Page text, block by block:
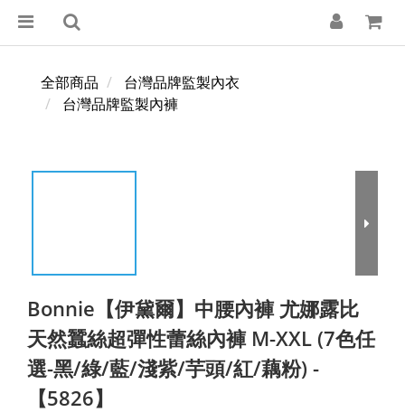
全部商品
台灣品牌監製內衣
台灣品牌監製內褲
Bonnie【伊黛爾】中腰內褲 尤娜露比
天然蠶絲超彈性蕾絲內褲 M-XXL (7色任
選-黑/綠/藍/淺紫/芋頭/紅/藕粉) -
【5826】